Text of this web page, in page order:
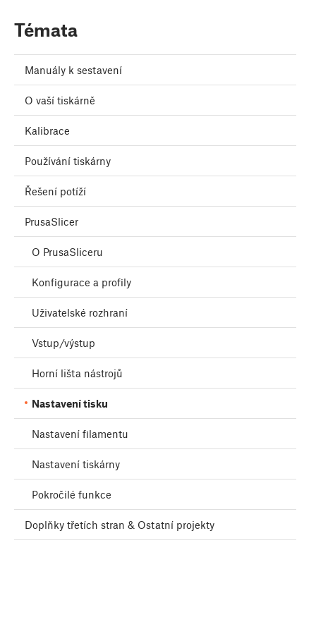
Témata
Manuály k sestavení
O vaší tiskárně
Kalibrace
Používání tiskárny
Řešení potíží
PrusaSlicer
O PrusaSliceru
Konfigurace a profily
Uživatelské rozhraní
Vstup/výstup
Horní lišta nástrojů
Nastavení tisku
Nastavení filamentu
Nastavení tiskárny
Pokročilé funkce
Doplňky třetích stran & Ostatní projekty